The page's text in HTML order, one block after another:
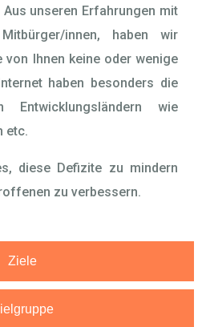
Ziele
unseren Erfahrungen mit
innen, haben wir
Ihnen keine oder wenige
haben besonders die
wie
etc.
diese Defizite zu mindern
zu verbessern.